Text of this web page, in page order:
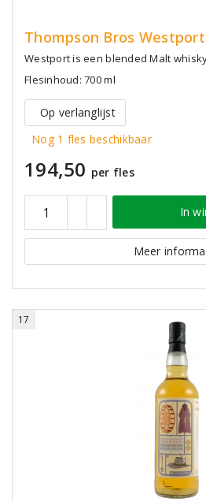
Thompson Bros
Westport is een blended Malt
Flesinhoud: 700 ml
Op verlanglijst
Nog 1 fles beschikbaar
194,50 per fles
In
Meer
17